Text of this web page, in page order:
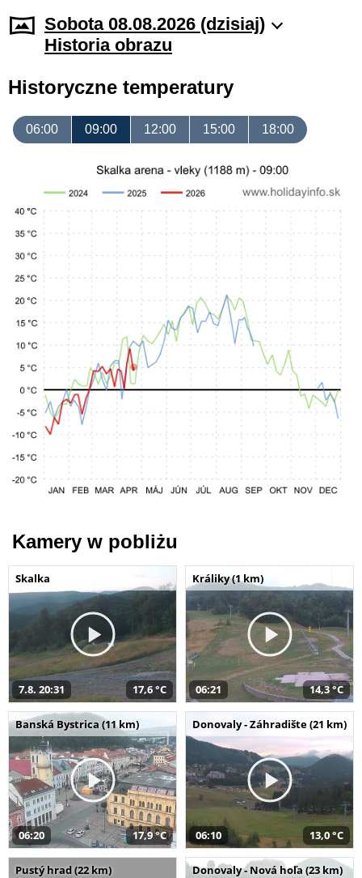
Sobota 08.08.2026 (dzisiaj)
Historia obrazu
Historyczne temperatury
06:00 09:00 12:00 15:00 18:00
Kamery w pobliżu
Skalka
7.8. 20:31 17,6 °C
Králiky (1 km)
06:21 14,3 °C
Banská Bystrica (11 km)
06:20 17,9 °C
Donovaly - Záhradište (21 km)
06:10 13,0 °C
Pustý hrad (22 km) Donovaly - Nová hoľa (23 km)